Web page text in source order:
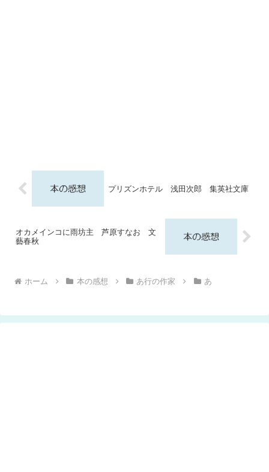
プリズンホテル 浅田次郎 集英社文庫
オカメインコに雨坊主 芦原すなお 文
藝春秋
ホーム 本の感想 あ行の作家 あ